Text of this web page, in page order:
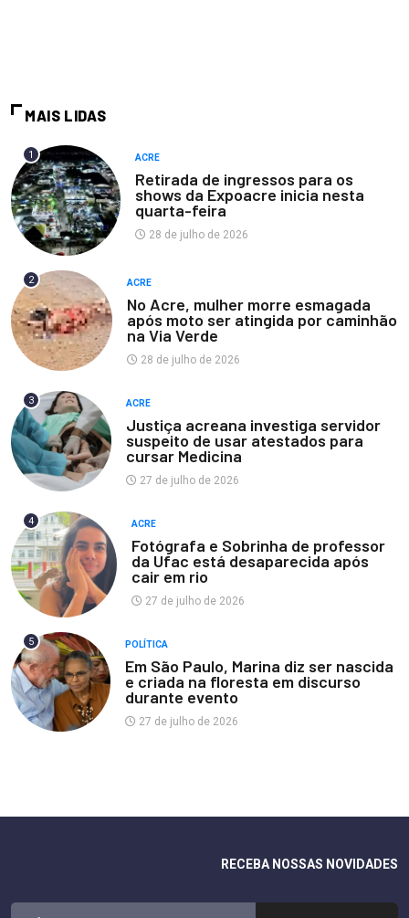
MAIS LIDAS
1 ACRE
Retirada de ingressos para os
shows da Expoacre inicia nesta
quarta-feira
28 de julho de 2026
2 ACRE
No Acre, mulher morre esmagada
após moto ser atingida por caminhão
na Via Verde
28 de julho de 2026
3 ACRE
Justiça acreana investiga servidor
suspeito de usar atestados para
cursar Medicina
27 de julho de 2026
4 ACRE
Fotógrafa e Sobrinha de professor
da Ufac está desaparecida após
cair em rio
27 de julho de 2026
5 POLÍTICA
Em São Paulo, Marina diz ser nascida
e criada na floresta em discurso
durante evento
27 de julho de 2026
RECEBA NOSSAS NOVIDADES